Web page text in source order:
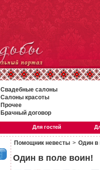
Свадебные салоны
Салоны красоты
Прочее
Брачный договор
Для гостей
Помощник невесты > Один в
Один в поле воин!